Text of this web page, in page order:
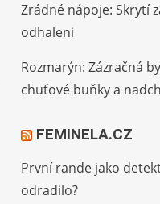
Zrádné nápoje: Skrytí
odhaleni
Rozmarýn: Zázračná
chuťové buňky a
FEMINELA.CZ
První rande jako
odradilo?